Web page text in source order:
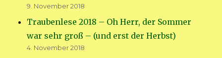
9. November 2018
Traubenlese 2018 – Oh Herr, der Sommer
war sehr groß – (und erst der Herbst)
4. November 2018